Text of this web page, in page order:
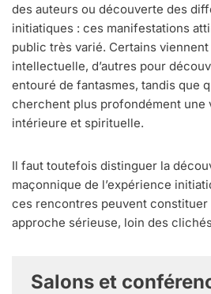
des auteurs ou découverte des
initiatiques : ces manifestations
public très varié. Certains
intellectuelle, d’autres pour
entouré de fantasmes, tandis que
cherchent plus profondément une
intérieure et spirituelle.
Il faut toutefois distinguer la
maçonnique de l’expérience
ces rencontres peuvent constituer
approche sérieuse, loin des
Salons et